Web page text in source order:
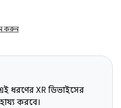
করুন
ধরণের XR ডিভাইসের
করবে।